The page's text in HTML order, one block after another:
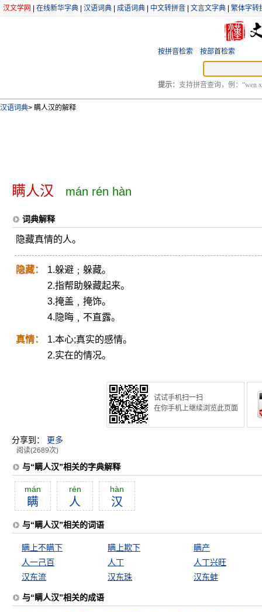
汉文学网 在线新华字典 汉语词典 成语词典 中文转拼音 文言文字典 繁体字转
按拼音检索 按部首检索
提示： 支持拼音查询，例：“wen
汉语词典> 瞒人汉的解释
瞒人汉 mán rén hàn
词典解释
隐藏真情的人。
隐藏：
1.躲避﹔躲藏。
2.指帮助躲藏起来。
3.掩盖﹐掩饰。
4.隐晦﹐不直露。
真情：
1.本心;真实的感情。
2.实在的情况。
试试手机扫一扫
在你手机上继续浏览此页面
分享到： 更多
阅读(2689次)
与“瞒人汉”相关的字典解释
mán
瞒
rén
人
hàn
汉
与“瞒人汉”相关的词语
瞒上不瞒下 瞒上欺下
瞒产
人一己百
人丁
人丁兴旺
汉东流
汉东珠 汉东蚌
与“瞒人汉”相关的成语